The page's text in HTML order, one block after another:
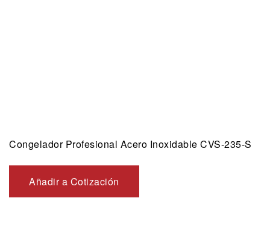
Congelador Profesional Acero Inoxidable CVS-235-S
Añadir a Cotización